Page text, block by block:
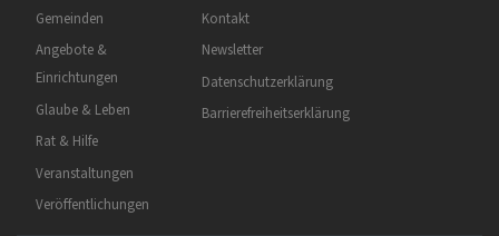
Gemeinden
Angebote &
Einrichtungen
Glaube & Leben
Rat & Hilfe
Veranstaltungen
Veröffentlichungen
Kontakt
Newsletter
Datenschutzerklärung
Barrierefreiheitserklärung